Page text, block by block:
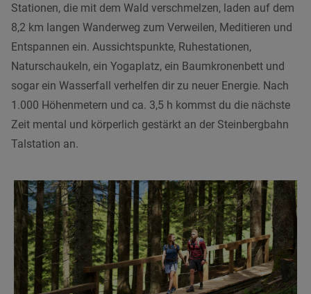
Stationen, die mit dem Wald verschmelzen, laden auf dem
8,2 km langen Wanderweg zum Verweilen, Meditieren und
Entspannen ein. Aussichtspunkte, Ruhestationen,
Naturschaukeln, ein Yogaplatz, ein Baumkronenbett und
sogar ein Wasserfall verhelfen dir zu neuer Energie. Nach
1.000 Höhenmetern und ca. 3,5 h kommst du die nächste
Zeit mental und körperlich gestärkt an der Steinbergbahn
Talstation an.